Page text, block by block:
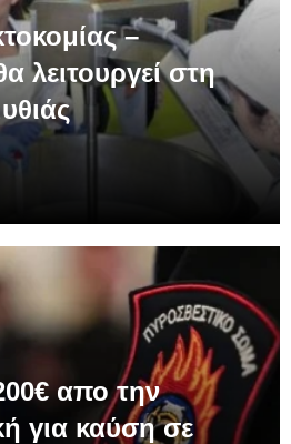
–
λειτουργεί στη
απο την
για καύση σε